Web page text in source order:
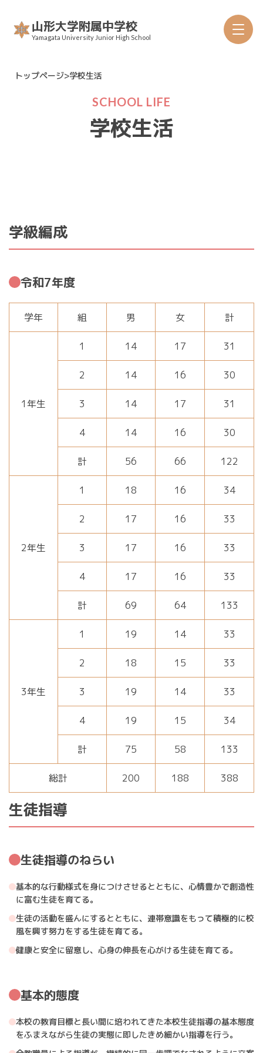
山形大学附属中学校
Yamagata University Junior High School
教科書採択
募集要項
学習指導研究協議会
研究のあゆみ
トップページ>学校生活
SCHOOL LIFE
学校生活
学級編成
令和7年度
学年 組 男 女 計
1年生
1 14 17 31
2 14 16 30
3 14 17 31
4 14 16 30
計 56 66 122
2年生
1 18 16 34
2 17 16 33
3 17 16 33
4 17 16 33
計 69 64 133
3年生
1 19 14 33
2 18 15 33
3 19 14 33
4 19 15 34
計 75 58 133
総計 200 188 388
生徒指導
生徒指導のねらい
基本的な行動様式を身につけさせるとともに、心情豊かで創造性
に富む生徒を育てる。
生徒の活動を盛んにするとともに、連帯意識をもって積極的に校
風を興す努力をする生徒を育てる。
健康と安全に留意し、心身の伸長を心がける生徒を育てる。
基本的態度
本校の教育目標と長い間に培われてきた本校生徒指導の基本態度
をふまえながら生徒の実態に即したきめ細かい指導を行う。